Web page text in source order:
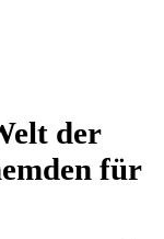
der
für